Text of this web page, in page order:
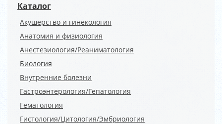
Каталог
Акушерство и гинекология
Анатомия и физиология
Анестезиология/Реаниматология
Биология
Внутренние болезни
Гастроэнтерология/Гепатология
Гематология
Гистология/Цитология/Эмбриология